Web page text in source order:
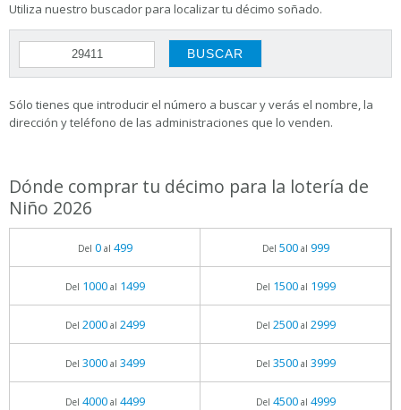
Utiliza nuestro buscador para localizar tu décimo soñado.
Sólo tienes que introducir el número a buscar y verás el nombre, la
dirección y teléfono de las administraciones que lo venden.
Dónde comprar tu décimo para la lotería de
Niño 2026
Del 0al 499 Del 500al 999
Del 1000al 1499 Del 1500al 1999
Del 2000al 2499 Del 2500al 2999
Del 3000al 3499 Del 3500al 3999
Del 4000al 4499 Del 4500al 4999